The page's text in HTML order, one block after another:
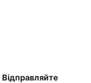
Відправляйте